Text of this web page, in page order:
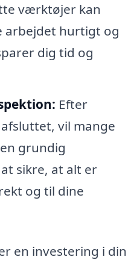
værktøjer kan
arbejdet hurtigt og
dig tid og
Efter
vil mange
grundig
sikre, at alt er
og til dine
en investering i din